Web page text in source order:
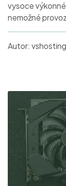
vysoce
nemožné
efektivně.
rychlý přístup k
škálovatelnost.
Autor: